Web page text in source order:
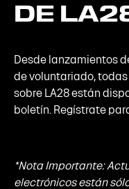
DE
Desde lanzamientos
de voluntariado,
sobre LA28 están
boletín. Regístrate
*Nota Importante:
electrónicos están